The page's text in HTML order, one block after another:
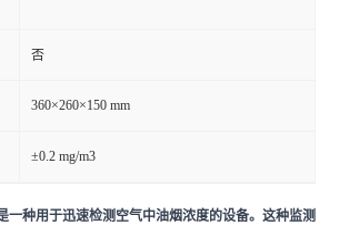
否
360×260×150 mm
±0.2 mg/m3
一种用于迅速检测空气中油烟浓度的设备。这种监测